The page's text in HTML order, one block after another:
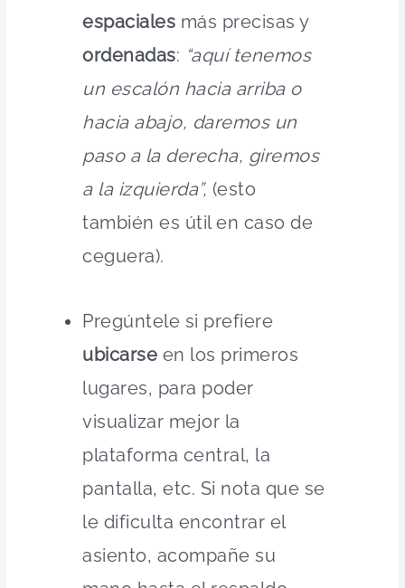
espaciales más precisas y
ordenadas: “aquí tenemos
un escalón hacia arriba o
hacia abajo, daremos un
paso a la derecha, giremos
a la izquierda”, (esto
también es útil en caso de
ceguera).
Pregúntele si prefiere
ubicarse en los primeros
lugares, para poder
visualizar mejor la
plataforma central, la
pantalla, etc. Si nota que se
le dificulta encontrar el
asiento, acompañe su